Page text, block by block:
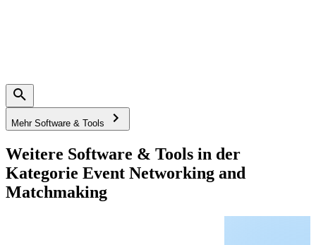
Mehr Software & Tools
Weitere Software & Tools in der
Kategorie Event Networking and
Matchmaking